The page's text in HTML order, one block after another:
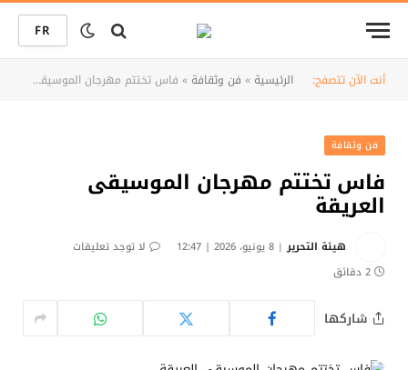
FR
أنت الآن تتصفح: الرئيسية» فن وثقافة» فاس تختتم مهرجان الموسيقى العريقة
فن وثقافة
فاس تختتم مهرجان الموسيقى
العريقة
هيئة التحرير 8 يونيو، 2026 | 12:47
لا توجد تعليقات
2 دقائق
شاركها